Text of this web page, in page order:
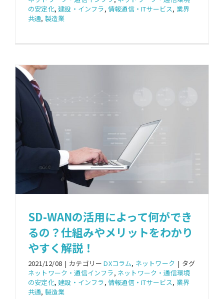
の安定化,建設・インフラ,情報通信・ITサービス, 業界
共通, 製造業
SD-WANの活用によって何ができ
るの？仕組みやメリットをわかり
やすく解説！
2021/12/08 | カテゴリーDXコラム, ネットワーク | タグ
ネットワーク・通信インフラ, ネットワーク・通信環境
の安定化,建設・インフラ,情報通信・ITサービス, 業界
共通, 製造業